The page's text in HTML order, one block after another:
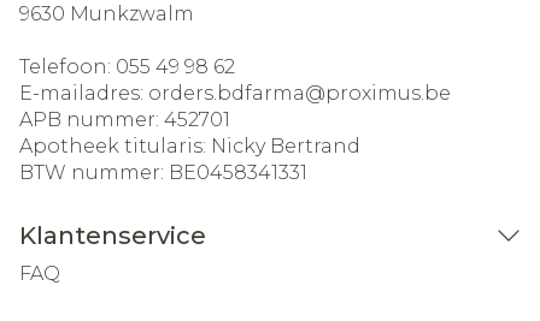
9630 Munkzwalm
Telefoon: 055 49 98 62
E-mailadres: orders.bdfarma@proximus.be
APB nummer: 452701
Apotheek titularis: Nicky Bertrand
BTW nummer: BE0458341331
Klantenservice
FAQ